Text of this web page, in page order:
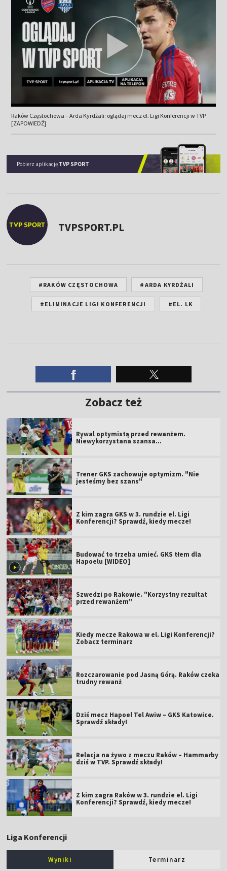
Raków Częstochowa – Arda Kyrdżali: oglądaj mecz el. Ligi Konferencji w TVP
[ZAPOWIEDŹ]
Pobierz aplikację TVP SPORT
TVPSPORT.PL
#RAKÓW CZĘSTOCHOWA #ARDA KYRDŻALI
#ELIMINACJE LIGI KONFERENCJI #EL. LK
Zobacz też
Rywal optymistą przed rewanżem.
Niewykorzystana szansa...
Trener GKS zachowuje optymizm. "Nie
jesteśmy bez szans"
Z kim zagra GKS w 3. rundzie el. Ligi
Konferencji? Sprawdź, kiedy mecze!
Budować to trzeba umieć. GKS tłem dla
Hapoelu [WIDEO]
Szwedzi po Rakowie. "Korzystny rezultat
przed rewanżem"
Kiedy mecze Rakowa w el. Ligi Konferencji?
Zobacz terminarz
Rozczarowanie pod Jasną Górą. Raków czeka
trudny rewanż
Dziś mecz Hapoel Tel Awiw – GKS Katowice.
Sprawdź składy!
Relacja na żywo z meczu Raków – Hammarby
dziś w TVP. Sprawdź składy!
Z kim zagra Raków w 3. rundzie el. Ligi
Konferencji? Sprawdź, kiedy mecze!
Liga Konferencji
Wyniki Terminarz